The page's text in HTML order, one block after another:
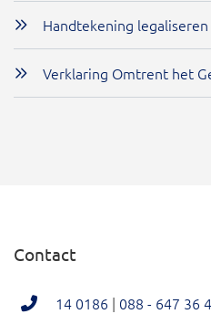
Handtekening legaliseren
Verklaring Omtrent het
Contact
14 0186 | 088 - 647 36